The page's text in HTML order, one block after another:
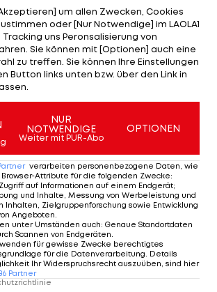
bei der Eishockey-
in der Schweiz für Furore.
Schweiz setzte es jetzt die
>>>
Großereignisses präsentiert
des ÖEHV-Teams bei
1 VON 26
um allen Zwecken, Cookies
oder [Nur Notwendige] im LAOLA1
Tracking uns Peronsalisierung von
Sie können mit [Optionen] auch eine
zu treffen. Sie können Ihre Einstellungen
Button links unten bzw. über den Link in
NUR
NOTWENDIGE
Weiter mit PUR-Abo
OPTIONEN
verarbeiten personenbezogene Daten, wie
Attribute für die folgenden Zwecke:
auf Informationen auf einem Endgerät;
und Inhalte, Messung von Werbeleistung und
Inhalten, Zielgruppenforschung sowie Entwicklung
Angeboten
unter Umständen auch: Genaue Standortdaten
Scannen von Endgeräten
für gewisse Zwecke berechtigtes
für die Datenverarbeitung. Details
Ihr Widerspruchsrecht auszuüben, sind hier
Partner